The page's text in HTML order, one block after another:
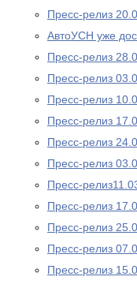
Пресс-релиз
АвтоУСН уже
Пресс-релиз
Пресс-релиз
Пресс-релиз
Пресс-релиз
Пресс-релиз
Пресс-релиз
Пресс-
Пресс-релиз
Пресс-релиз
Пресс-релиз
Пресс-релиз